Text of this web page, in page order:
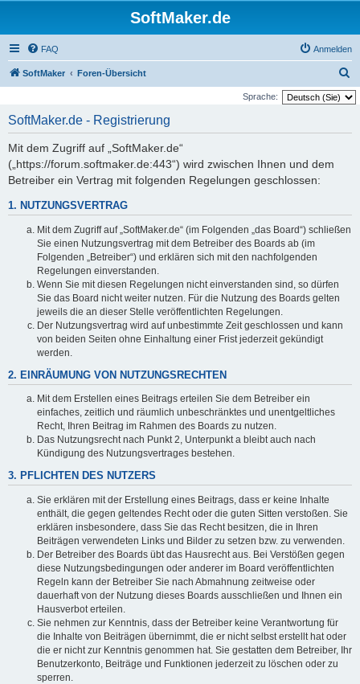
SoftMaker.de
FAQ Anmelden
SoftMaker Foren-Übersicht
u
Sprache:
SoftMaker.de - Registrierung
Mit dem Zugriff auf „SoftMaker.de“
(„https://forum.softmaker.de:443“) wird zwischen Ihnen und dem
Betreiber ein Vertrag mit folgenden Regelungen geschlossen:
1. NUTZUNGSVERTRAG
Mit dem Zugriff auf „SoftMaker.de“ (im Folgenden „das Board“) schließen
Sie einen Nutzungsvertrag mit dem Betreiber des Boards ab (im
Folgenden „Betreiber“) und erklären sich mit den nachfolgenden
Regelungen einverstanden.
Wenn Sie mit diesen Regelungen nicht einverstanden sind, so dürfen
Sie das Board nicht weiter nutzen. Für die Nutzung des Boards gelten
jeweils die an dieser Stelle veröffentlichten Regelungen.
Der Nutzungsvertrag wird auf unbestimmte Zeit geschlossen und kann
von beiden Seiten ohne Einhaltung einer Frist jederzeit gekündigt
werden.
2. EINRÄUMUNG VON NUTZUNGSRECHTEN
Mit dem Erstellen eines Beitrags erteilen Sie dem Betreiber ein
einfaches, zeitlich und räumlich unbeschränktes und unentgeltliches
Recht, Ihren Beitrag im Rahmen des Boards zu nutzen.
Das Nutzungsrecht nach Punkt 2, Unterpunkt a bleibt auch nach
Kündigung des Nutzungsvertrages bestehen.
3. PFLICHTEN DES NUTZERS
Sie erklären mit der Erstellung eines Beitrags, dass er keine Inhalte
enthält, die gegen geltendes Recht oder die guten Sitten verstoßen. Sie
erklären insbesondere, dass Sie das Recht besitzen, die in Ihren
Beiträgen verwendeten Links und Bilder zu setzen bzw. zu verwenden.
Der Betreiber des Boards übt das Hausrecht aus. Bei Verstößen gegen
diese Nutzungsbedingungen oder anderer im Board veröffentlichten
Regeln kann der Betreiber Sie nach Abmahnung zeitweise oder
dauerhaft von der Nutzung dieses Boards ausschließen und Ihnen ein
Hausverbot erteilen.
Sie nehmen zur Kenntnis, dass der Betreiber keine Verantwortung für
die Inhalte von Beiträgen übernimmt, die er nicht selbst erstellt hat oder
die er nicht zur Kenntnis genommen hat. Sie gestatten dem Betreiber, Ihr
Benutzerkonto, Beiträge und Funktionen jederzeit zu löschen oder zu
sperren.